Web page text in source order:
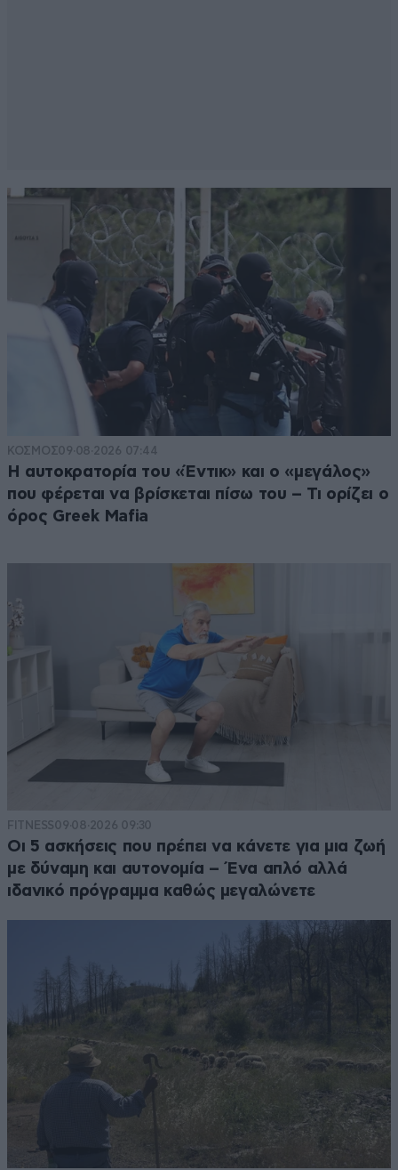
ΚΟΣΜΟΣ09·08·2026 07:44
Η αυτοκρατορία του «Έντικ» και ο «μεγάλος»
που φέρεται να βρίσκεται πίσω του – Τι ορίζει ο
όρος Greek Mafia
FITNESS09·08·2026 09:30
Οι 5 ασκήσεις που πρέπει να κάνετε για μια ζωή
με δύναμη και αυτονομία – Ένα απλό αλλά
ιδανικό πρόγραμμα καθώς μεγαλώνετε